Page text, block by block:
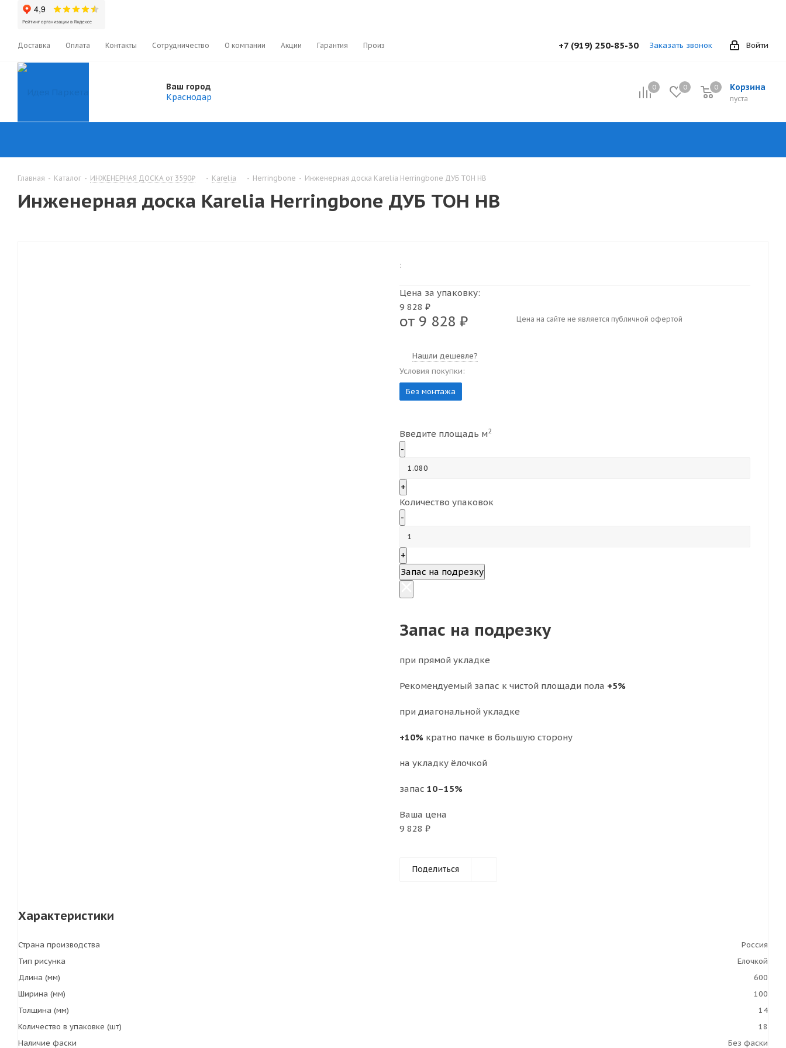
Доставка Оплата Контакты Сотрудничество О компании Акции Гарантия Производители Войти
+7 (919) 250-85-30 Заказать звонок
Ваш город
Краснодар
0 0 Корзина
0
пуста
0
Главная - Каталог - ИНЖЕНЕРНАЯ ДОСКА от 3590₽ - Karelia - Herringbone - Инженерная доска Karelia Herringbone ДУБ ТОН HB
Инженерная доска Karelia Herringbone ДУБ ТОН HB
:
Цена за упаковку:
9 828 ₽
от 9 828 ₽
Нашли дешевле?
Условия покупки:
Без монтажа
Введите площадь м2
-
+
Количество упаковок
-
+
Запас на подрезку
Запас на подрезку
при прямой укладке
Рекомендуемый запас к чистой площади пола +5%
при диагональной укладке
+10% кратно пачке в большую сторону
на укладку ёлочкой
запас 10–15%
Ваша цена
9 828 ₽
Поделиться
Цена на сайте не является публичной офертой
Характеристики
Страна производства
Россия
Тип рисунка
Елочкой
Длина (мм)
600
Ширина (мм)
100
Толщина (мм)
14
Количество в упаковке (шт)
18
Наличие фаски
Без фаски